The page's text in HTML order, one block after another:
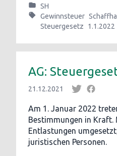
SH
Gewinnsteuer
Steuergesetz
1.1.2022
AG:
21.12.2021
Am 1. Januar 2022
Bestimmungen in Kraft.
Entlastungen
juristischen Personen.